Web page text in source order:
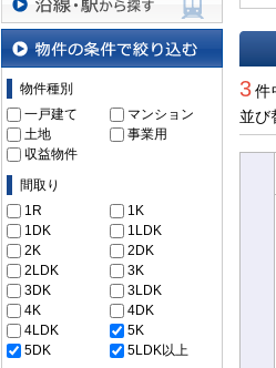
沿線・駅から探す
物件の条件で絞り込む
物件種別
一戸建て
マンション
土地
事業用
収益物件
間取り
1R
1K
1DK
1LDK
2K
2DK
2LDK
3K
3DK
3LDK
4K
4DK
4LDK
5K
5DK
5LDK以上
3件
並び